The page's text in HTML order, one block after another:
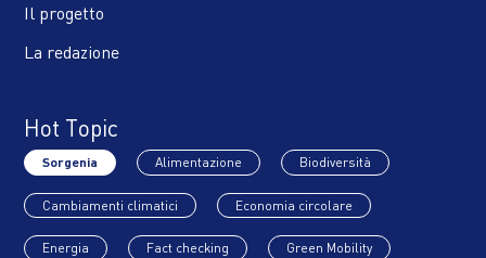
Il progetto
La redazione
Hot Topic
Sorgenia Alimentazione Biodiversità
Cambiamenti climatici Economia circolare
Energia Fact checking Green Mobility